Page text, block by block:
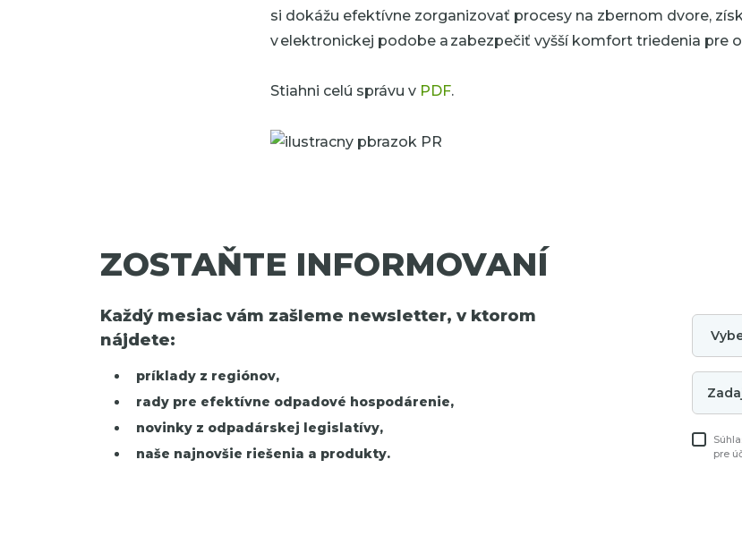
si dokážu efektívne zorganizovať procesy na zbernom dvore,
v elektronickej podobe a zabezpečiť vyšší komfort triedenia pre
Stiahni celú správu v PDF.
ZOSTAŇTE INFORMOVANÍ
Každý mesiac vám zašleme newsletter, v ktorom
nájdete:
príklady z regiónov,
rady pre efektívne odpadové hospodárenie,
novinky z odpadárskej legislatívy,
naše najnovšie riešenia a produkty.
pre